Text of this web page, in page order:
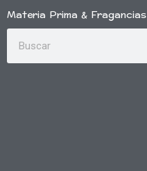
Materia Prima & Fragancias